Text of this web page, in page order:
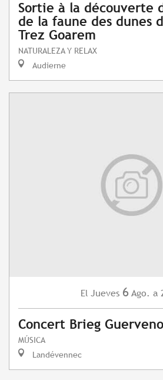
Sortie à la découverte
de la faune des dunes
Trez Goarem
NATURALEZA Y RELAX
Audierne
El Jueves 6 Ago. a
Concert Brieg Guerveno
MÚSICA
Landévennec